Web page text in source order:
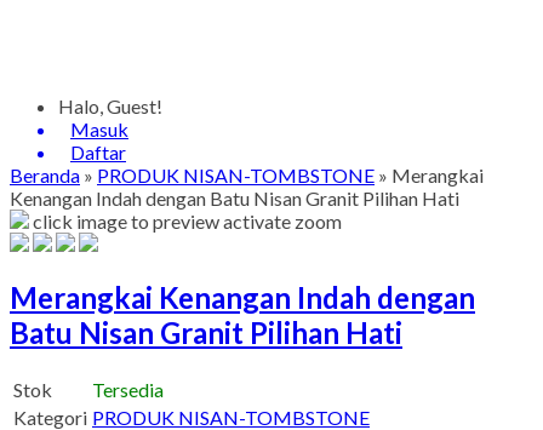
Halo, Guest!
Masuk
Daftar
Beranda » PRODUK NISAN-TOMBSTONE » Merangkai
Kenangan Indah dengan Batu Nisan Granit Pilihan Hati
click image to previewactivate zoom
Merangkai Kenangan Indah dengan
Batu Nisan Granit Pilihan Hati
Stok
Tersedia
Kategori PRODUK NISAN-TOMBSTONE